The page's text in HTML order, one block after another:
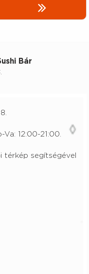
Bár
Va: 12:00-21:00.
térkép segítségével